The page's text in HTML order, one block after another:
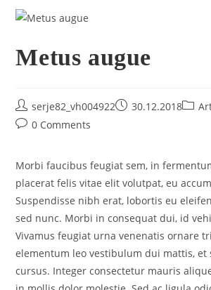
Metus augue
serje82_vh004922 30.12.2018
0 Comments
Morbi faucibus feugiat sem, in
placerat felis vitae elit volutpat, eu
Suspendisse nibh erat, lobortis eu
sed nunc. Morbi in consequat dui, id
Vivamus feugiat urna venenatis ornare
elementum leo vestibulum dui mattis, et
cursus. Integer consectetur mauris